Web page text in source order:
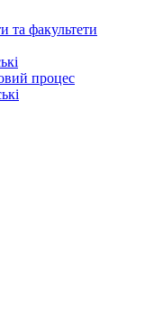
та факультети
процес